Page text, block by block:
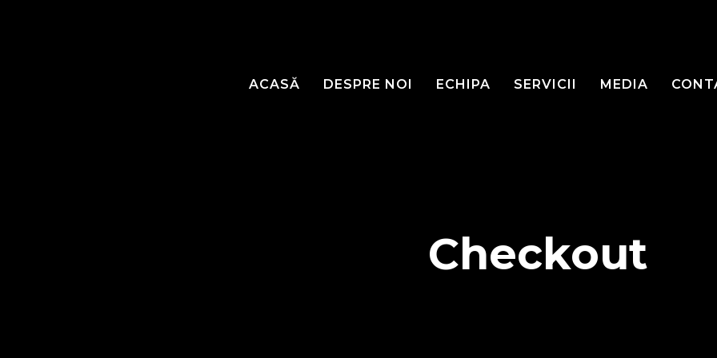
ACASĂ DESPRE NOI ECHIPA SERVICII MEDIA
Checkout